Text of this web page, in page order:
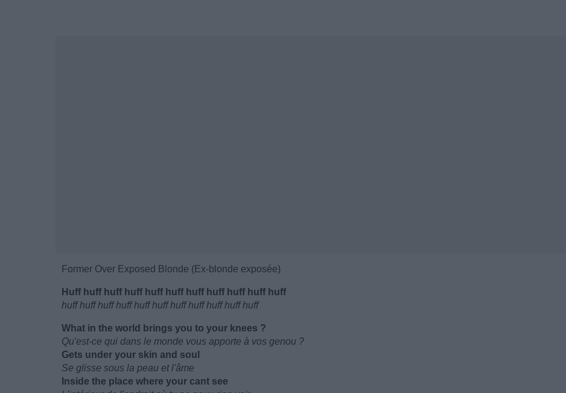
Former Over Exposed Blonde (Ex-blonde exposée)
Huff huff huff huff huff huff huff huff huff huff huff
huff huff huff huff huff huff huff huff huff huff huff
What in the world brings you to your knees ?
Qu'est-ce qui dans le monde vous apporte à vos genou ?
Gets under your skin and soul
Se glisse sous la peau et l'âme
Inside the place where your cant see